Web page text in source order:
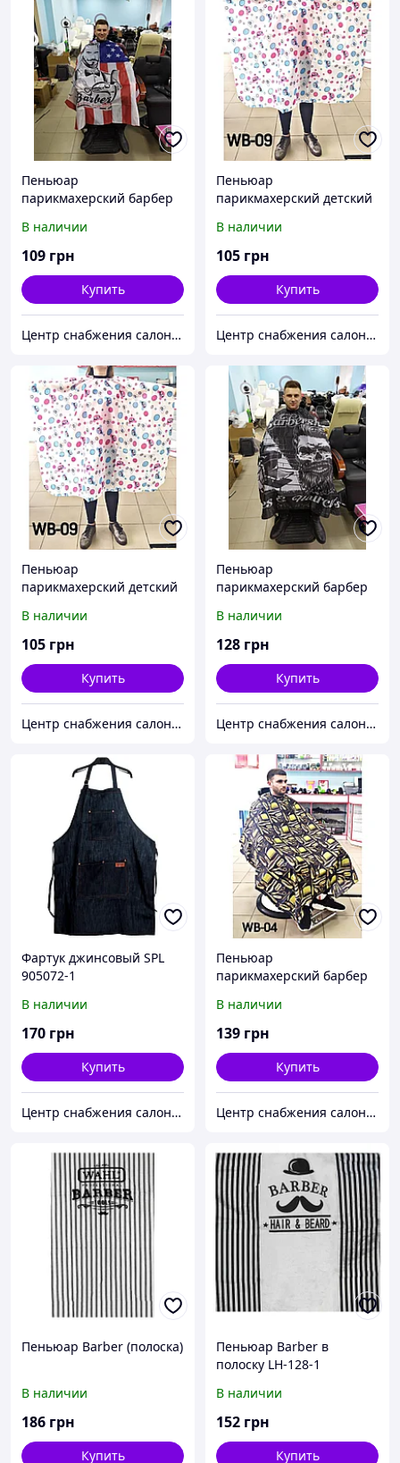
Пеньюар
парикмахерский барбер
В наличии
109 грн
Купить
Центр снабжения салонов красоты DenIC
Пеньюар
парикмахерский детский
В наличии
105 грн
Купить
Центр снабжения салонов красоты DenIC
Пеньюар
парикмахерский детский
В наличии
105 грн
Купить
Центр снабжения салонов красоты DenIC
Пеньюар
парикмахерский барбер
В наличии
128 грн
Купить
Центр снабжения салонов красоты DenIC
Фартук джинсовый SPL
905072-1
В наличии
170 грн
Купить
Центр снабжения салонов красоты DenIC
Пеньюар
парикмахерский барбер
В наличии
139 грн
Купить
Центр снабжения салонов красоты DenIC
Пеньюар Barber (полоска)
В наличии
186 грн
Купить
Пеньюар Barber в
полоску LH-128-1
В наличии
152 грн
Купить